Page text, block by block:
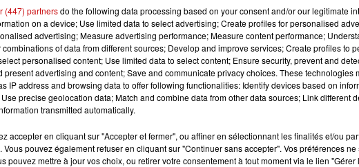
certains de ces avions seront redéployés pour permettre aux
qu'il ferait des annonces concernant l'Ukraine, suite à des
sur une possible arrivée d'instructeurs militaires français en
à l'étude par la France et d'autres partenaires européens de
instructeur étranger en Ukraine, qu'ils soient français ou non.
(447) partnersdo the following data processing based on your consent and/or our legitimate
on a device; Use limited data to select advertising; Create profiles for personalised
advertising; Measure advertising performance; Measure content performance;
combinations of data from different sources; Develop and improve services; Create profiles to
personalised content; Use limited data to select content; Ensure security, prevent and
present advertising and content; Save and communicate privacy choices. These technologies
IP address and browsing data to offer following functionalities: Identify devices based on
precise geolocation data; Match and combine data from other data sources; Link different
transmitted automatically.
accepter en cliquant sur "Accepter et fermer", ou affiner en sélectionnant les finalités et/ou
Vous pouvez également refuser en cliquant sur "Continuer sans accepter". Vos préférences
pouvez mettre à jour vos choix, ou retirer votre consentement à tout moment via le lien